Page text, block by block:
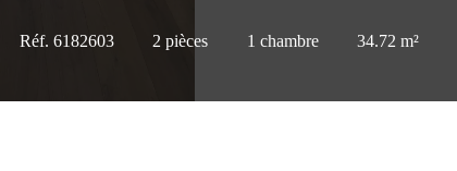
Réf. 6182603 2 pièces 1 chambre 34.72 m²